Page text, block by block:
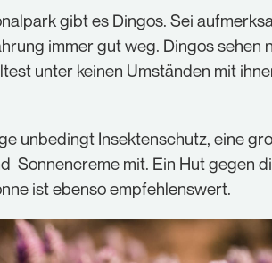
gibt es Dingos. Sei
immer gut weg. Dingos sehen
unter keinen Umständen mit
unbedingt Insektenschutz, eine
Sonnencreme mit. Ein Hut gegen
ist ebenso empfehlenswert.